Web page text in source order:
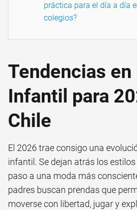
práctica para el día a día
colegios?
Tendencias en
Infantil para
Chile
El 2026 trae consigo una
infantil. Se dejan atrás los
paso a una moda más
padres buscan prendas que
moverse con libertad, jugar y